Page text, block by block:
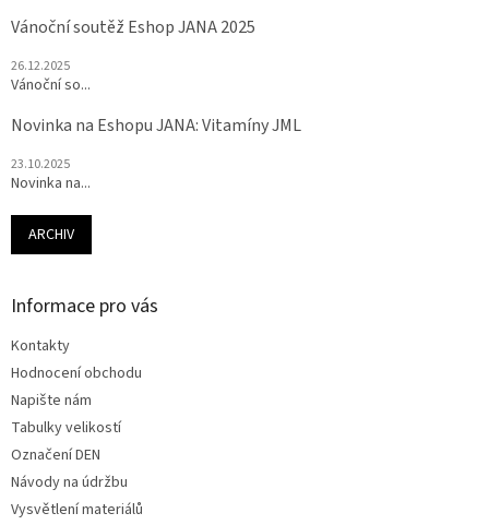
Vánoční soutěž Eshop JANA 2025
26.12.2025
Vánoční so...
Novinka na Eshopu JANA: Vitamíny JML
23.10.2025
Novinka na...
ARCHIV
Informace pro vás
Kontakty
Hodnocení obchodu
Napište nám
Tabulky velikostí
Označení DEN
Návody na údržbu
Vysvětlení materiálů